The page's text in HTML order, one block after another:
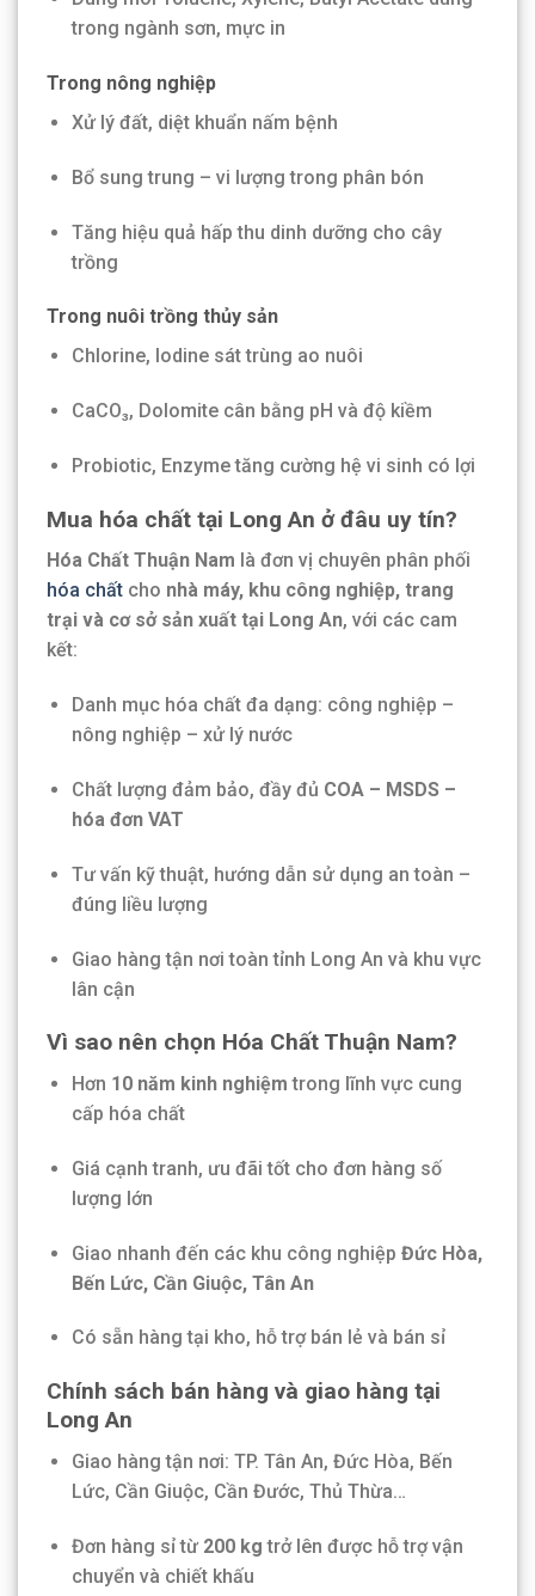
trong ngành sơn, mực in
Trong nông nghiệp
Xử lý đất, diệt khuẩn nấm bệnh
Bổ sung trung – vi lượng trong phân bón
Tăng hiệu quả hấp thu dinh dưỡng cho cây
trồng
Trong nuôi trồng thủy sản
Chlorine, Iodine sát trùng ao nuôi
CaCO₃, Dolomite cân bằng pH và độ kiềm
Probiotic, Enzyme tăng cường hệ vi sinh có lợi
Mua hóa chất tại Long An ở đâu uy tín?
Hóa Chất Thuận Nam là đơn vị chuyên phân phối
hóa chất cho nhà máy, khu công nghiệp, trang
trại và cơ sở sản xuất tại Long An, với các cam
kết:
Danh mục hóa chất đa dạng: công nghiệp –
nông nghiệp – xử lý nước
Chất lượng đảm bảo, đầy đủ COA – MSDS –
hóa đơn VAT
Tư vấn kỹ thuật, hướng dẫn sử dụng an toàn –
đúng liều lượng
Giao hàng tận nơi toàn tỉnh Long An và khu vực
lân cận
Vì sao nên chọn Hóa Chất Thuận Nam?
Hơn 10 năm kinh nghiệm trong lĩnh vực cung
cấp hóa chất
Giá cạnh tranh, ưu đãi tốt cho đơn hàng số
lượng lớn
Giao nhanh đến các khu công nghiệp Đức Hòa,
Bến Lức, Cần Giuộc, Tân An
Có sẵn hàng tại kho, hỗ trợ bán lẻ và bán sỉ
Chính sách bán hàng và giao hàng tại
Long An
Giao hàng tận nơi: TP. Tân An, Đức Hòa, Bến
Lức, Cần Giuộc, Cần Đước, Thủ Thừa…
Đơn hàng sỉ từ 200 kg trở lên được hỗ trợ vận
chuyển và chiết khấu